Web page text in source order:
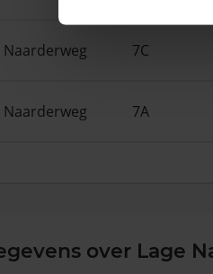
Naarderweg 7C
Naarderweg 7A
over Lage